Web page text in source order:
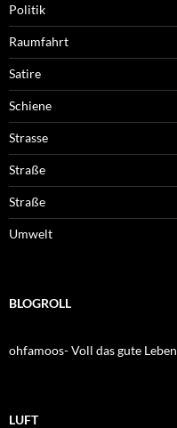
Politik
Raumfahrt
Satire
Schiene
Strasse
Straße
Straße
Umwelt
BLOGROLL
ohfamoos- Voll das gute Leben
LUFT